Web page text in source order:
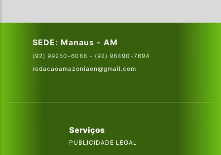
SEDE: Manaus - AM
(92) 99250-6088 - (92) 98490-7694
redacaoamazoniaon@gmail.com
Serviços
PUBLICIDADE LEGAL